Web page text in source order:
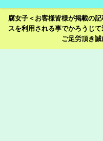
腐女子＜お客様皆様が掲載の
スを利用される事でかろうじ
ご足労頂き誠